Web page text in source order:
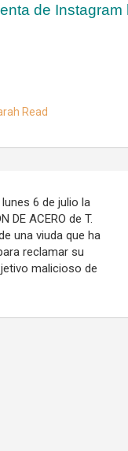
de
Read
6 de julio la
DE ACERO de T.
una viuda que ha
reclamar su
malicioso de